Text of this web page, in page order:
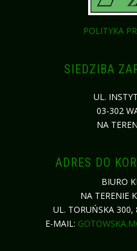
POLITYKA
SIEDZIBA
UL.
03-302
NA
ADRES DO
BIURO
NA TERENIE
UL. TORUŃSKA
E-MAIL: